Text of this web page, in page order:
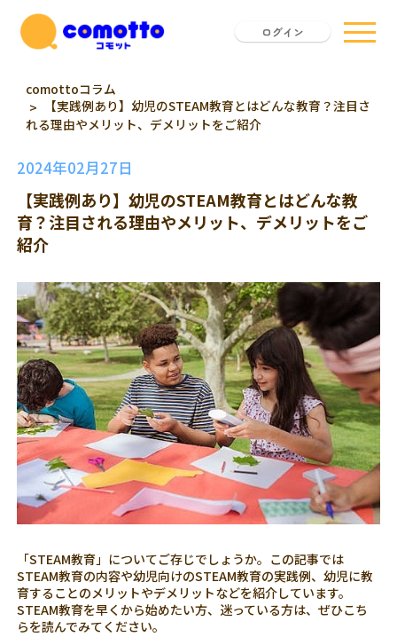
ログイン
comottoコラム
【実践例あり】幼児のSTEAM教育とはどんな教育？注目さ
れる理由やメリット、デメリットをご紹介
2024年02月27日
【実践例あり】幼児のSTEAM教育とはどんな教
育？注目される理由やメリット、デメリットをご
紹介
「STEAM教育」についてご存じでしょうか。この記事では
STEAM教育の内容や幼児向けのSTEAM教育の実践例、幼児に教
育することのメリットやデメリットなどを紹介しています。
STEAM教育を早くから始めたい方、迷っている方は、ぜひこち
らを読んでみてください。